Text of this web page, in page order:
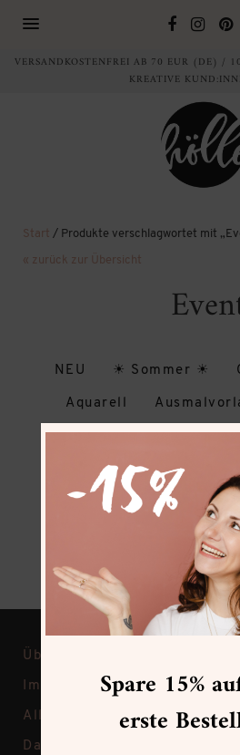
VERSANDKOSTENFREI AB 70 EUR (DE) /
KREATIVE
Start / Produkte verschlagwortet mit
« zurück zur Übersicht
NEU ☀ Sommer ☀
Aquarell
Digital DIY
Kleckse
Online-Workshops
Self-Care
Stempel Stifte
Über Frau Hölle
Impressum
Allgemeine
Datenschutz
Spare 15%
erste